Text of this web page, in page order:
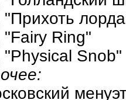
"Прихоть
"Fairy Ring"
"Physical Snob"